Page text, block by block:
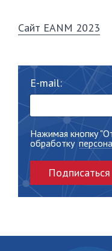
Сайт EANM 2023
E-mail:
Нажимая кнопку
обработку
Подписаться